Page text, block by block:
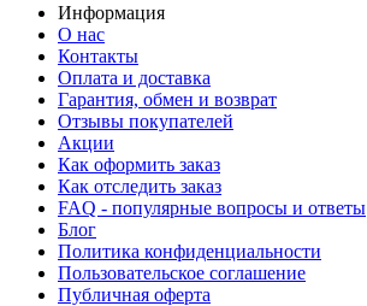
Информация
О нас
Контакты
Оплата и доставка
Гарантия, обмен и возврат
Отзывы покупателей
Акции
Как оформить заказ
Как отследить заказ
FAQ - популярные вопросы и ответы
Блог
Политика конфиденциальности
Пользовательское соглашение
Публичная оферта